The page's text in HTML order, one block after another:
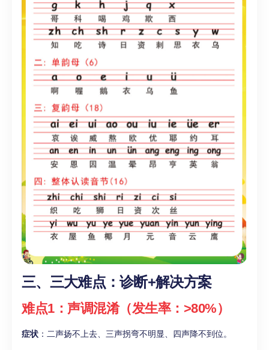
三、三大难点：诊断+解决方案
难点1：声调混淆（发生率：>80%）
症状 ：二声扬不上去、三声拐弯不明显、四声降不到位。